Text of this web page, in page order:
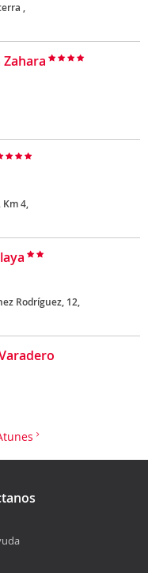
,
4,
Rodríguez, 12,